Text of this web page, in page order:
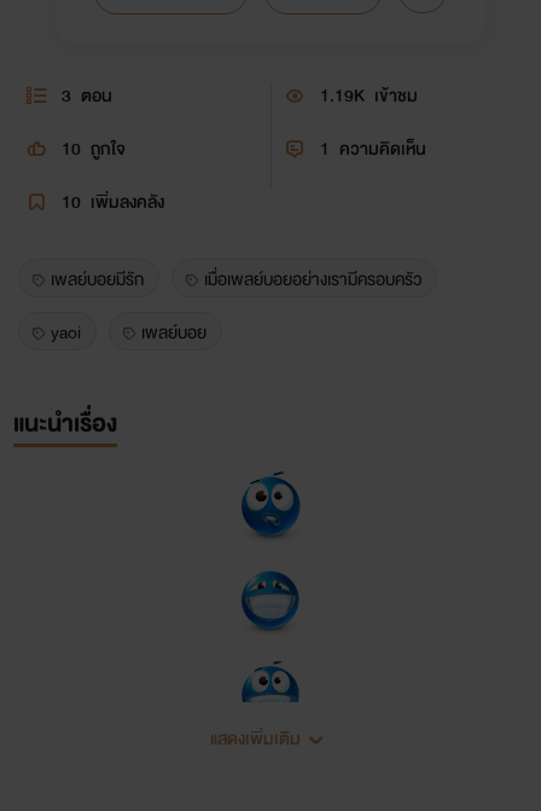
3 ตอน 1.19K เข้าชม
10 ถูกใจ 1 ความคิดเห็น
10 เพิ่มลงคลัง
เพลย์บอยมีรัก
เมื่อเพลย์บอยอย่างเรามีครอบครัว
yaoi
เพลย์บอย
แนะนำเรื่อง
แสดงเพิ่มเติม